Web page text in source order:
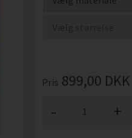
Pris 899,00 DKK
+
-